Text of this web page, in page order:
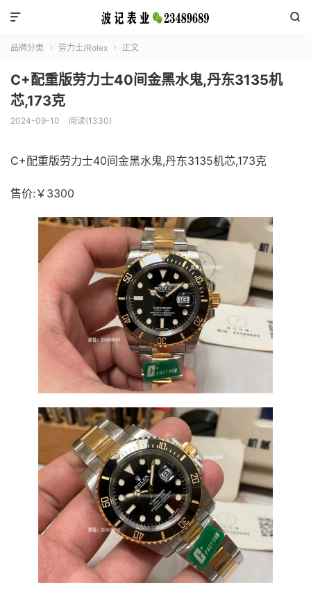


品牌分类  劳力士/Rolex  正文
C+配重版劳力士40间金黑水鬼,丹东3135机
芯,173克
2024-09-10 阅读(1330)
C+配重版劳力士40间金黑水鬼,丹东3135机芯,173克
售价:￥3300